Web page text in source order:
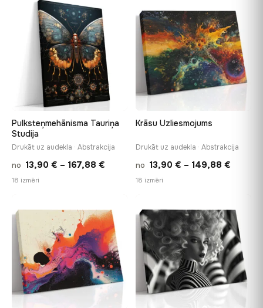
through
167,88 €
167,88
Pulksteņmehānisma Tauriņa
Studija
Drukāt uz audekla · Abstrakcija
no 13,90 € – 167,88 €
through
167,88 €
18 izmēri
♡
Krāsu Uzliesmojums
Drukāt uz audekla · Abstrakcija
no 13,90 € – 149,88 €
18 izmēri
♡ ♡